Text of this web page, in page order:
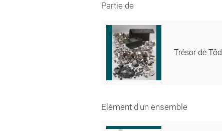
Partie de
Trésor de Tôd
Elément d'un ensemble